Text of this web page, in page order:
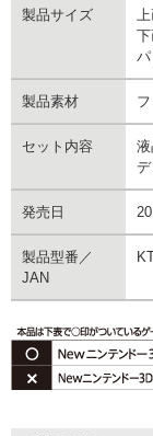
製品サイズ
製品素材
セット内容
デ
発売日
製品型番／
JAN